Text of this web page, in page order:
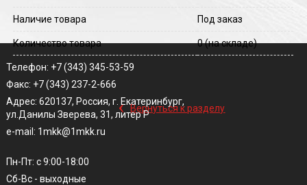
Наличие товара Под заказ
Количество товара 0(на складе)
‹ Вернуться к разделу
Телефон: +7 (343) 345-53-59
Факс: +7 (343) 237-2-666
Адрес: 620137, Россия, г. Екатеринбург,
ул.Данилы Зверева, 31, литер Р
e-mail: 1mkk@1mkk.ru
Пн-Пт: с 9:00-18:00
Сб-Вс - выходные